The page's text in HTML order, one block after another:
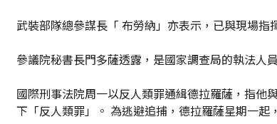
武裝部隊總參謀長「 布勞納」亦表示，已與現場
參議院秘書長門多薩透露，是國家調查局的執法人
國際刑事法院周一以反人類罪通緝德拉羅薩，指
下「反人類罪」。 為逃避追捕，德拉羅薩星期一起